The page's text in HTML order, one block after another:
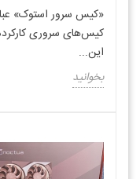
«کیس سرور استوک»
کیس‌های سروری
این...
بخوانید